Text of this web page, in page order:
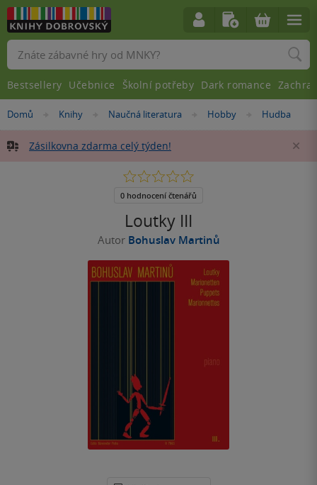
Nacházíte
zde:
Domů »
Knihy »
Naučná literatura »Hobby »Hudba
Zásilkovna zdarma celý týden!
Loutky III
Autor Bohuslav Martinů
0.0
5
0 hodnocení čtenářů
Vyhledávání
Bestsellery Učebnice Školní potřeby Dark romance